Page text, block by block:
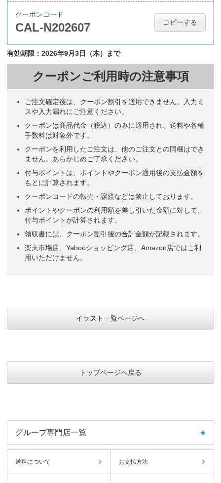
クーポンコード
CAL-N202607 コピーする
有効期限：2026年9月3日（木）まで
クーポンご利用時の注意事項
ご注文確定後は、クーポン割引を適用できません。入力ミ
スや入力漏れにご注意ください。
クーポンは商品代金（税込）のみに適用され、送料や各種
手数料は対象外です。
クーポンを利用したご注文は、他のご注文との同梱はでき
ません。あらかじめご了承ください。
付与ポイントは、ポイントやクーポン適用後の支払金額を
もとに計算されます。
クーポンコードの転売・譲渡などは禁止しております。
ポイントやクーポンの利用額を差し引いた金額に対して、
付与ポイントが計算されます。
領収書には、クーポン割引後の合計金額が記載されます。
楽天市場店、Yahooショッピング店、Amazon店ではご利
用いただけません。
イラスト一覧ページへ
トップページへ戻る
グループ専門店一覧
送料について お支払方法